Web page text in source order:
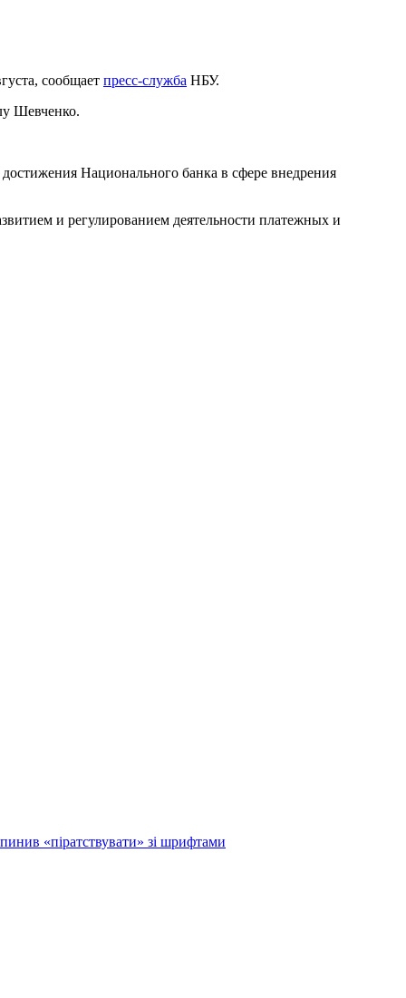
сообщает пресс-служба НБУ.
Шевченко.
Национального банка в сфере внедрения
и регулированием деятельности платежных и
«піратствувати» зі шрифтами